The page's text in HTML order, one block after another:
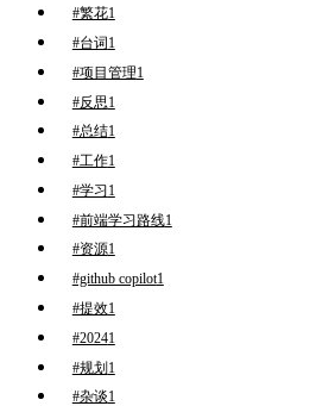
#繁花1
#台词 1
#项目管理1
#反思1
#总结1
#工作1
#学习1
#前端学习路线1
#资源1
#github copilot1
#提效1
#20241
#规划1
#杂谈1